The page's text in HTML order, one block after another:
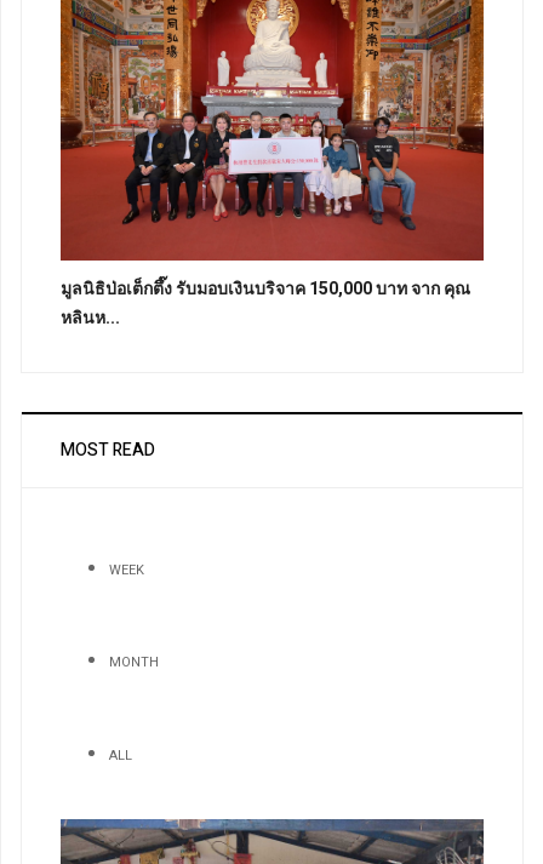
มูลนิธิป่อเต็กตึ๊ง รับมอบเงินบริจาค 150,000 บาท จาก คุณ
หลินห...
MOST READ
WEEK
MONTH
ALL